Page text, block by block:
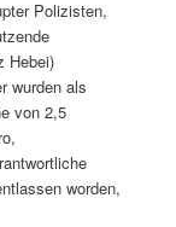
Polizisten,
Hebei)
wurden als
von 2,5
worden,